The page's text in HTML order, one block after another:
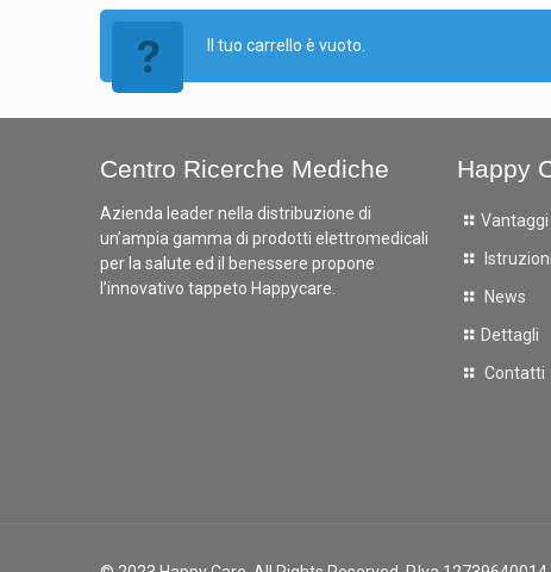
Il tuo carrello è vuoto.
Centro Ricerche Mediche
Azienda leader nella distribuzione di
un’ampia gamma di prodotti elettromedicali
per la salute ed il benessere propone
l’innovativo tappeto Happycare.
Happy
Vantaggi
Istruzioni
News
Dettagli
Contatti